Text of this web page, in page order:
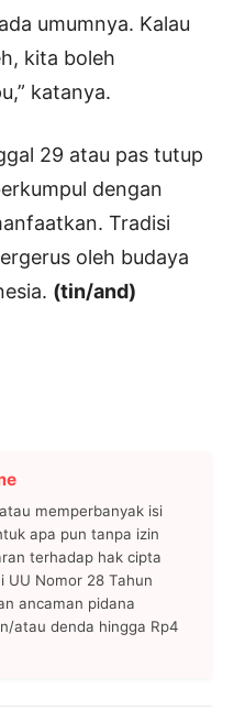
umumnya. Kalau
kita boleh
katanya.
29 atau pas tutup
dengan
Tradisi
oleh budaya
(tin/and)
memperbanyak isi
apa pun tanpa izin
terhadap hak cipta
UU Nomor 28 Tahun
ancaman pidana
atau denda hingga Rp4